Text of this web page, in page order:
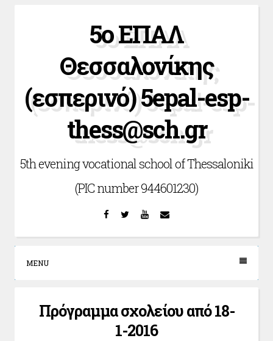
5ο ΕΠΑΛ
Θεσσαλονίκης
(εσπερινό) 5epal-esp-
thess@sch.gr
5th evening vocational school of Thessaloniki
(PIC number 944601230)
Facebook
Twitter YouTube
MENU
Πρόγραμμα σχολείου από 18-
1-2016